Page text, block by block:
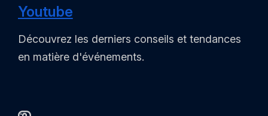
Youtube
Découvrez les derniers conseils et tendances
en matière d'événements.